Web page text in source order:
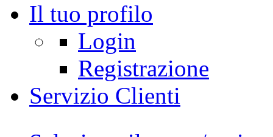
Il tuo profilo
Login
Registrazione
Servizio Clienti